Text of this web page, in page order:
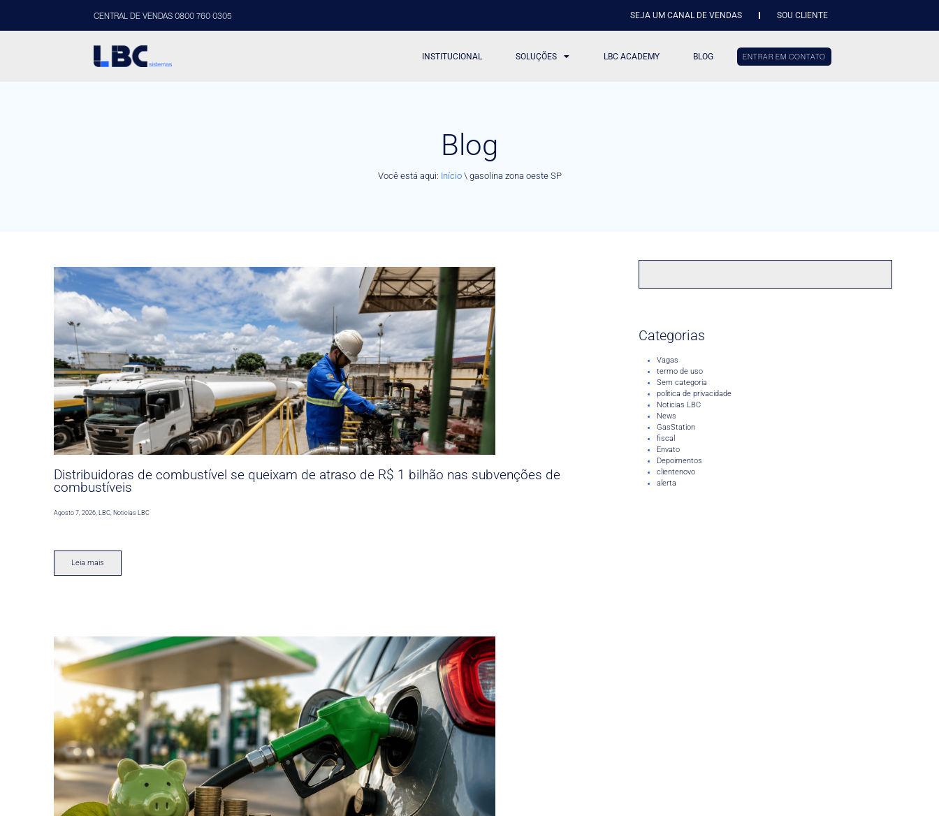
CENTRAL DE VENDAS 0800 760 0305 SEJA UM CANAL DE VENDAS SOU CLIENTE
INSTITUCIONAL SOLUÇÕES LBC ACADEMY BLOG ENTRAR EM CONTATO
Blog
Você está aqui: Início\ gasolina zona oeste SP
Distribuidoras de combustível se queixam de atraso de R$ 1 bilhão nas subvenções de
combustíveis
Agosto 7, 2026,LBC,Noticias LBC
Leia mais
Categorias
Vagas
termo de uso
Sem categoria
politica de privacidade
Noticias LBC
News
GasStation
fiscal
Envato
Depoimentos
clientenovo
alerta